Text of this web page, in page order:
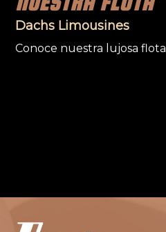
Dachs Limousines
Conoce nuestra lujosa flota